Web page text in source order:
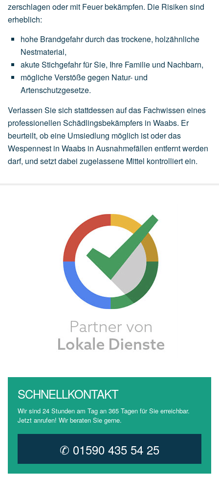
zerschlagen oder mit Feuer bekämpfen. Die Risiken sind
erheblich:
hohe Brandgefahrdurch dastrockene, holzähnliche
Nestmaterial,
akuteStichgefahrfürSie, Ihre Familie und Nachbarn,
möglicheVerstößegegen Natur- und
Artenschutzgesetze.
Verlassen Sie sich stattdessen auf das Fachwissen eines
professionellen Schädlingsbekämpfers in Waabs. Er
beurteilt, ob eine Umsiedlung möglich ist oder das
Wespennest in Waabs in Ausnahmefällen entfernt werden
darf, und setzt dabei zugelassene Mittel kontrolliert ein.
SCHNELLKONTAKT
Wir sind 24 Stunden am Tag an 365 Tagen für Sie erreichbar.
Jetzt anrufen! Wir beraten Sie gerne.
✆ 01590 435 54 25